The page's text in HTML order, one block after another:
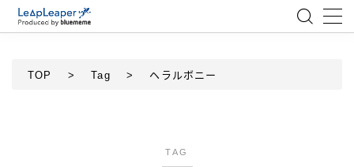
TOP > Tag > ヘラルボニー
TAG